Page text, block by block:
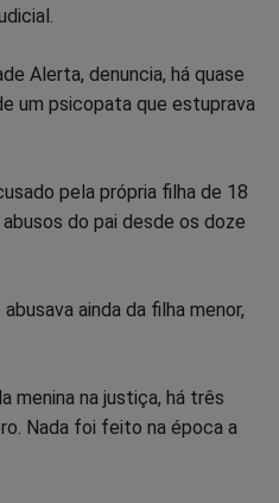
Alerta, denuncia, há quase
um psicopata que estuprava
pela própria filha de 18
do pai desde os doze
ainda da filha menor,
menina na justiça, há três
Nada foi feito na época a